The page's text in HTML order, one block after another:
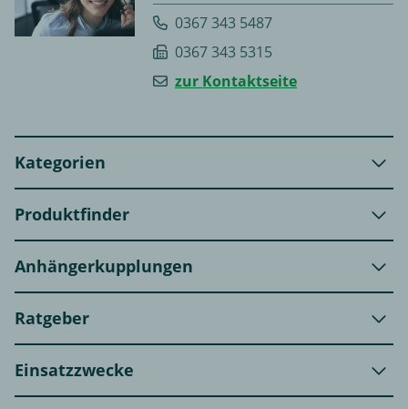
0367 343 5487
0367 343 5315
zur Kontaktseite
Kategorien
Produktfinder
Anhängerkupplungen
Ratgeber
Einsatzzwecke